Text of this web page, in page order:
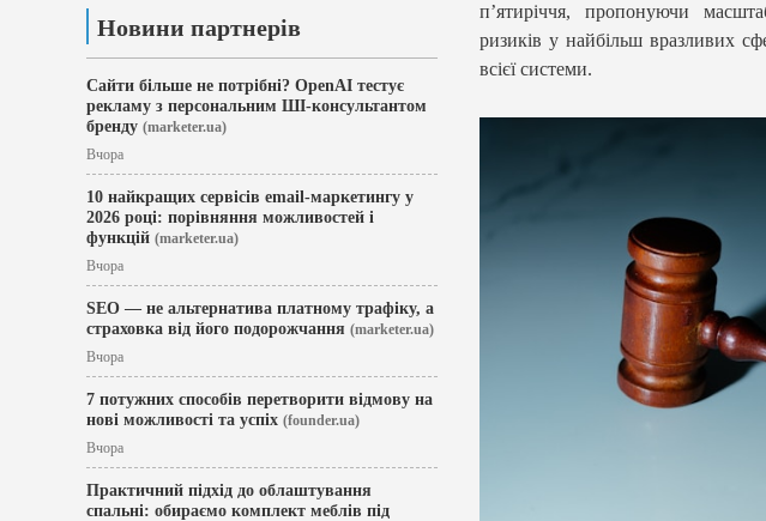
Новини партнерів
Сайти більше не потрібні? OpenAI тестує
рекламу з персональним ШІ-консультантом
бренду (marketer.ua)
Вчора
10 найкращих сервісів email-маркетингу у
2026 році: порівняння можливостей і
функцій (marketer.ua)
Вчора
SEO — не альтернатива платному трафіку, а
страховка від його подорожчання (marketer.ua)
Вчора
7 потужних способів перетворити відмову на
нові можливості та успіх (founder.ua)
Вчора
Практичний підхід до облаштування
спальні: обираємо комплект меблів під
п’ятиріччя, пропонуючи
ризиків у найбільш вразливих
всієї системи.